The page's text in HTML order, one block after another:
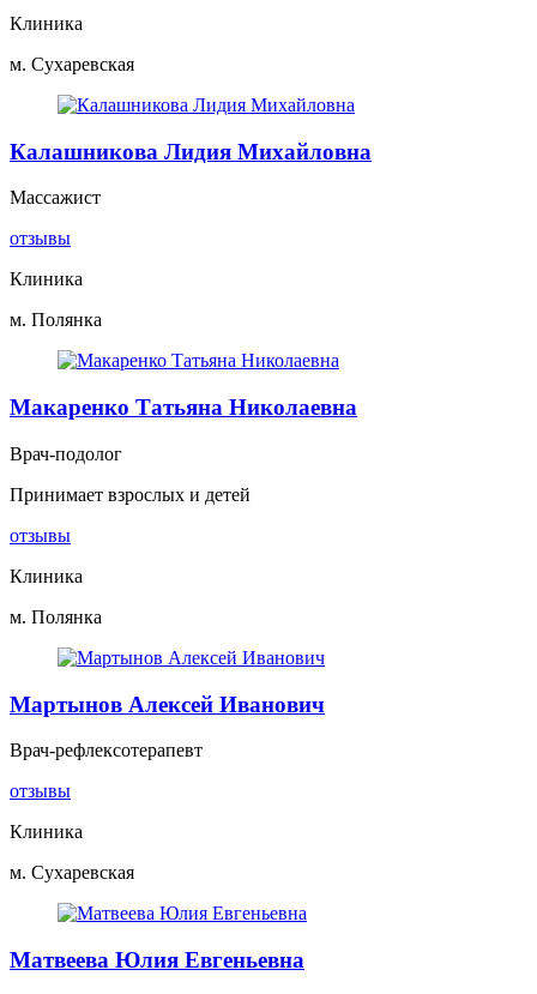
Клиника
м. Сухаревская
Калашникова Лидия Михайловна
Массажист
отзывы
Клиника
м. Полянка
Макаренко Татьяна Николаевна
Врач-подолог
Принимает взрослых и детей
отзывы
Клиника
м. Полянка
Мартынов Алексей Иванович
Врач-рефлексотерапевт
отзывы
Клиника
м. Сухаревская
Матвеева Юлия Евгеньевна